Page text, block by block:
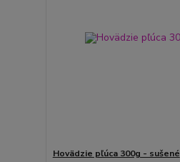
Hovädzie pľúca 300g - sušené